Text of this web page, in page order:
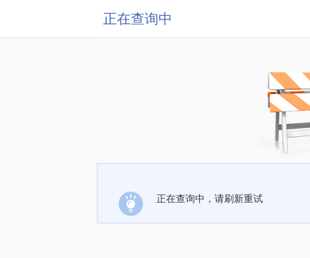
正在查询中
正在查询中，请刷新重试